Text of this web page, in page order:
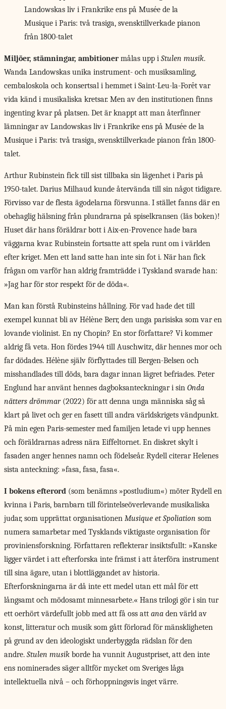
Landowskas liv i Frankrike ens på Musée de la
Musique i Paris: två trasiga, svensktillverkade pianon
från 1800-talet
Miljöer, stämningar, ambitionermålas upp i Stulen musik.
Wanda Landowskas unika instrument- och musiksamling,
cembaloskola och konsertsal i hemmet i Saint-Leu-la-Forêt var
vida känd i musikaliska kretsar. Men av den institutionen finns
ingenting kvar på platsen. Det är knappt att man återfinner
lämningar av Landowskas liv i Frankrike ens på Musée de la
Musique i Paris: två trasiga, svensktillverkade pianon från 1800-
talet.
Arthur Rubinstein fick till sist tillbaka sin lägenhet i Paris på
1950-talet. Darius Milhaud kunde återvända till sin något tidigare.
Förvisso var de flesta ägodelarna försvunna. I stället fanns där en
obehaglig hälsning från plundrarna på spiselkransen (läs boken)!
Huset där hans föräldrar bott i Aix-en-Provence hade bara
väggarna kvar. Rubinstein fortsatte att spela runt om i världen
efter kriget. Men ett land satte han inte sin fot i. När han fick
frågan om varför han aldrig framträdde i Tyskland svarade han:
»Jag har för stor respekt för de döda«.
Man kan förstå Rubinsteins hållning. För vad hade det till
exempel kunnat bli av Hélène Berr, den unga parisiska som var en
lovande violinist. En ny Chopin? En stor författare? Vi kommer
aldrig få veta. Hon fördes 1944 till Auschwitz, där hennes mor och
far dödades. Hélène själv förflyttades till Bergen-Belsen och
misshandlades till döds, bara dagar innan lägret befriades. Peter
Englund har använt hennes dagboksanteckningar i sin Onda
nätters drömmar(2022) för att denna unga människa såg så
klart på livet och ger en fasett till andra världskrigets vändpunkt.
På min egen Paris-semester med familjen letade vi upp hennes
och föräldrarnas adress nära Eiffeltornet. En diskret skylt i
fasaden anger hennes namn och födelseår. Rydell citerar Helenes
sista anteckning: »fasa, fasa, fasa«.
I bokens efterord (som benämns »postludium«) möter Rydell en
kvinna i Paris, barnbarn till förintelseöverlevande musikaliska
judar, som upprättat organisationen Musique et Spoliation som
numera samarbetar med Tysklands viktigaste organisation för
proviniensforskning. Författaren reflekterar insiktsfullt: »Kanske
ligger värdet i att efterforska inte främst i att återföra instrument
till sina ägare, utan i blottläggandet av historia.
Efterforskningarna är då inte ett medel utan ett mål för ett
långsamt och mödosamt minnesarbete.« Hans trilogi gör i sin tur
ett oerhört värdefullt jobb med att få oss att ana den värld av
konst, litteratur och musik som gått förlorad för mänskligheten
på grund av den ideologiskt underbyggda rädslan för den
andre. Stulen musik borde ha vunnit Augustpriset, att den inte
ens nominerades säger alltför mycket om Sveriges låga
intellektuella nivå – och förhoppningsvis inget värre.